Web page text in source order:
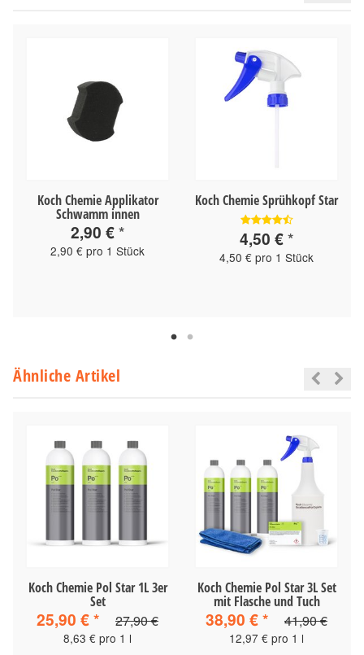
Koch Chemie Applikator
Schwamm innen
2,90 €*
2,90 € pro 1 Stück
Koch Chemie Sprühkopf Star
4,50 €*
4,50 € pro 1 Stück
Ähnliche Artikel
Koch Chemie Pol Star 1L 3er
Set
25,90 €* 27,90 €
8,63 € pro 1 l
Koch Chemie Pol Star 3L Set
mit Flasche und Tuch
38,90 €* 41,90 €
12,97 € pro 1 l